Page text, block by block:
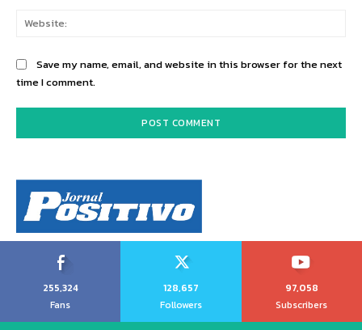
Save my name, email, and website in this browser for the next
time I comment.
255,324
Fans
128,657
Followers
97,058
Subscribers